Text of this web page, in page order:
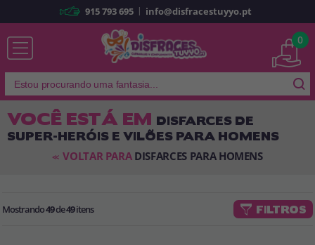
Já sou cliente
Lembrar-me Esqueceu sua senha?
915 793 695 | info@disfracestuyyo.pt
0
VOCÊ ESTÁ EM DISFARCES DE
SUPER-HERÓIS E VILÕES PARA HOMENS
<< VOLTAR PARA DISFARCES PARA HOMENS
Mostrando49de49itens FILTROS